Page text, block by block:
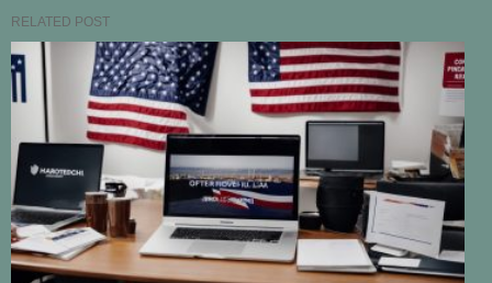
RELATED POST